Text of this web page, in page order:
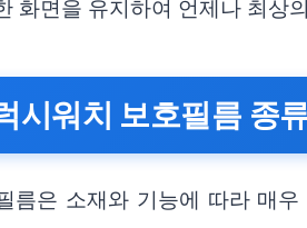
화면을 유지하여 언제나 최상
시워치 보호필름 종
름은 소재와 기능에 따라 매